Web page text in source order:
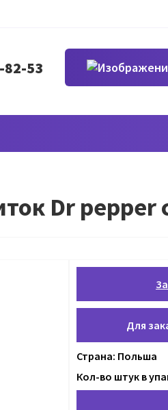
82-53
Dr pepper
Для
Страна: Польша
Кол-во штук в